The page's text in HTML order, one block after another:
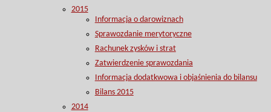
2015
Informacja o darowiznach
Sprawozdanie merytoryczne
Rachunek zysków i strat
Zatwierdzenie sprawozdania
Informacja dodatkwowa i objaśnienia do bilansu
Bilans 2015
2014